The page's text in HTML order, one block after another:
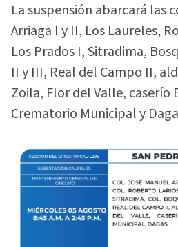
La suspensión abarcará las
Arriaga I y II, Los Laureles,
Los Prados I, Sitradima,
II y III, Real del Campo II,
Zoila, Flor del Valle, caserío
Crematorio Municipal y